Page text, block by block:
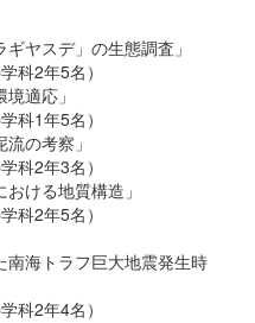
ヤスデ」の生態調査」
2年5名）
適応」
1年5名）
の考察」
2年3名）
ける地質構造」
2年5名）
トラフ巨大地震発生時
2年4名）